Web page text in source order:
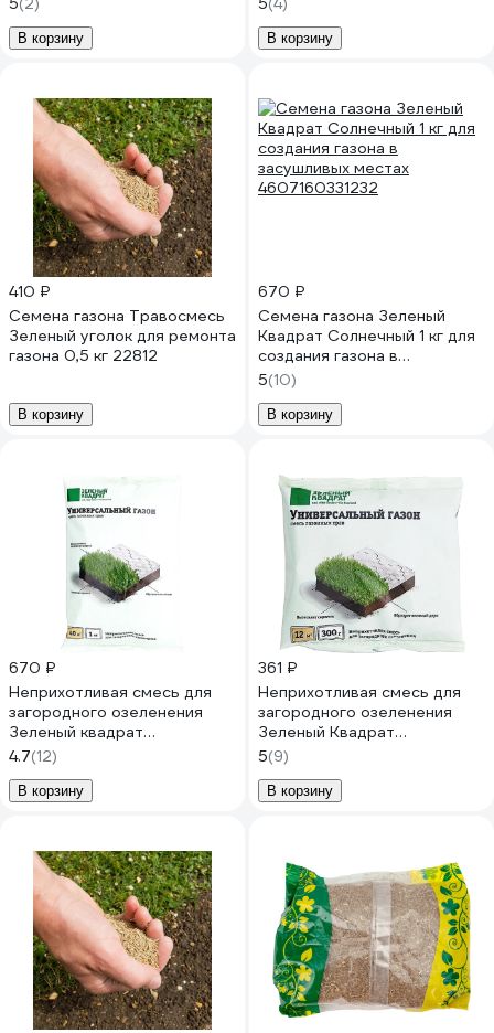
4607160332925
В корзину В корзину
410 ₽
Семена газона Травосмесь
Зеленый уголок для ремонта
газона 0,5 кг 22812
В корзину
670 ₽
Семена газона Зеленый
Квадрат Солнечный 1 кг для
создания газона в
засушливых местах
4607160331232
5(10)
В корзину
670 ₽
Неприхотливая смесь для
загородного озеленения
Зеленый квадрат
УНИВЕРСАЛЬНЫЙ 1 кг,
4607160331157
4.7(12)
В корзину
361 ₽
Неприхотливая смесь для
загородного озеленения
Зеленый Квадрат
УНИВЕРСАЛЬНЫЙ 0,3 кг,
4607160332765
5(9)
В корзину